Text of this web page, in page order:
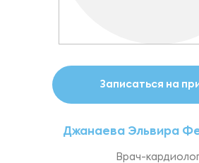
Записаться на
Джанаева Эльвира
Врач-